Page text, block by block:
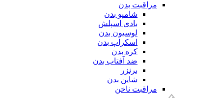
مراقبت بدن
شامپو بدن
بادی اسپلش
لوسیون بدن
اسکراپ بدن
کره بدن
ضد آفتاب بدن
برنزر
شاین بدن
مراقبت ناخن